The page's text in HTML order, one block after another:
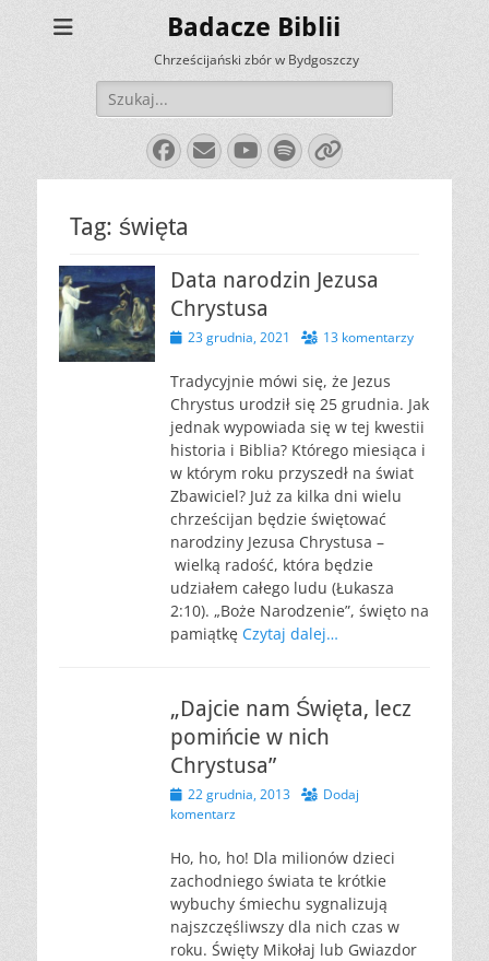
Badacze Biblii
Chrześcijański zbór w Bydgoszczy
Szukaj:
Facebook
E-
mail
YouTube
Spotify
Link
Tag: święta
Data narodzin Jezusa
Chrystusa
Opublikowano
23 grudnia, 2021 13 komentarzy
Tradycyjnie mówi się, że Jezus
Chrystus urodził się 25 grudnia. Jak
jednak wypowiada się w tej kwestii
historia i Biblia? Którego miesiąca i
w którym roku przyszedł na świat
Zbawiciel? Już za kilka dni wielu
chrześcijan będzie świętować
narodziny Jezusa Chrystusa –
wielką radość, która będzie
udziałem całego ludu (Łukasza
2:10). „Boże Narodzenie”, święto na
pamiątkę Czytaj dalej…
„Dajcie nam Święta, lecz
pomińcie w nich
Chrystusa”
Opublikowano
22 grudnia, 2013
Dodaj
komentarz
Ho, ho, ho! Dla milionów dzieci
zachodniego świata te krótkie
wybuchy śmiechu sygnalizują
najszczęśliwszy dla nich czas w
roku. Święty Mikołaj lub Gwiazdor